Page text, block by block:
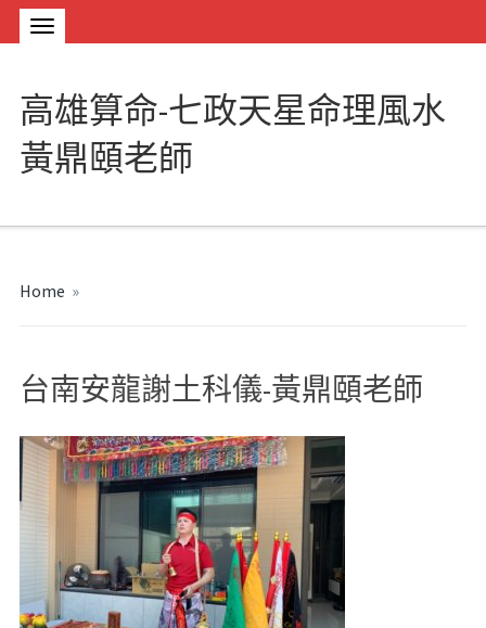
高雄算命-七政天星命理風水
黃鼎頤老師
Home »
台南安龍謝土科儀-黃鼎頤老師